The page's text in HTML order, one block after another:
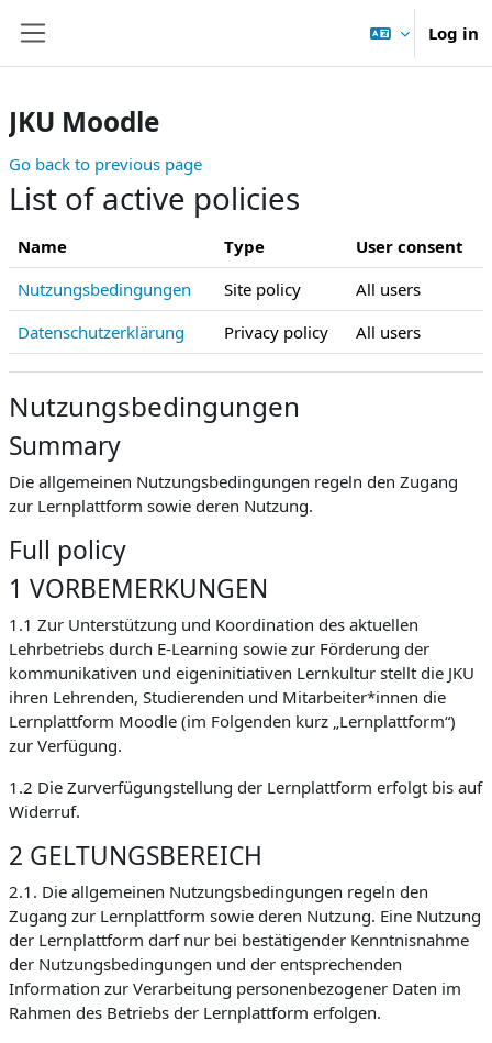
Log in
JKU Moodle
Go back to previous page
List of active policies
Name Type
User consent
Nutzungsbedingungen
Site policy
All users
Datenschutzerklärung
Privacy policy All users
Nutzungsbedingungen
Summary
Die allgemeinen Nutzungsbedingungen regeln den Zugang
zur Lernplattform sowie deren Nutzung.
Full policy
1 VORBEMERKUNGEN
1.1 Zur Unterstützung und Koordination des aktuellen
Lehrbetriebs durch E-Learning sowie zur Förderung der
kommunikativen und eigeninitiativen Lernkultur stellt die JKU
ihren Lehrenden, Studierenden und Mitarbeiter*innen die
Lernplattform Moodle (im Folgenden kurz „Lernplattform“)
zur Verfügung.
1.2 Die Zurverfügungstellung der Lernplattform erfolgt bis auf
Widerruf.
2 GELTUNGSBEREICH
2.1. Die allgemeinen Nutzungsbedingungen regeln den
Zugang zur Lernplattform sowie deren Nutzung. Eine Nutzung
der Lernplattform darf nur bei bestätigender Kenntnisnahme
der Nutzungsbedingungen und der entsprechenden
Information zur Verarbeitung personenbezogener Daten im
Rahmen des Betriebs der Lernplattform erfolgen.